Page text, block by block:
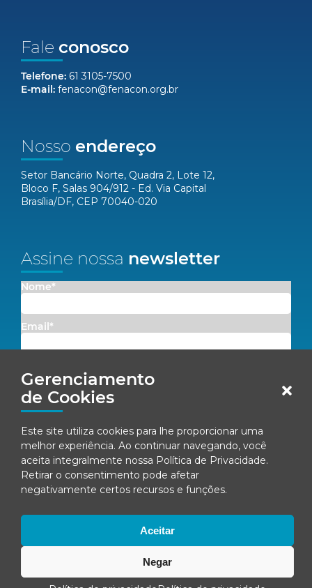
Gerenciamento
de Cookies
Este site utiliza cookies para lhe proporcionar uma
melhor experiência. Ao continuar navegando, você
aceita integralmente nossa Política de Privacidade.
Retirar o consentimento pode afetar
negativamente certos recursos e funções.
Aceitar
Negar
Fale conosco
Telefone: 61 3105-7500
E-mail: fenacon@fenacon.org.br
Nosso endereço
Setor Bancário Norte, Quadra 2, Lote 12,
Bloco F, Salas 904/912 - Ed. Via Capital
Brasília/DF, CEP 70040-020
Assine nossa newsletter
Nome*
Email*
Ao se inscrever, você concorda com nossaPolítica de Privacidade
© Fenacon 2026
Política de privacidade